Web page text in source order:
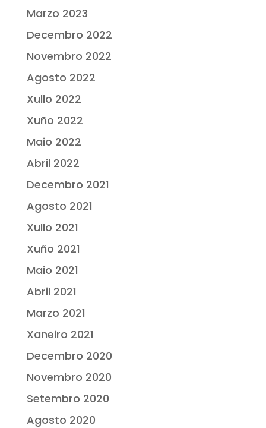
Marzo 2023
Decembro 2022
Novembro 2022
Agosto 2022
Xullo 2022
Xuño 2022
Maio 2022
Abril 2022
Decembro 2021
Agosto 2021
Xullo 2021
Xuño 2021
Maio 2021
Abril 2021
Marzo 2021
Xaneiro 2021
Decembro 2020
Novembro 2020
Setembro 2020
Agosto 2020